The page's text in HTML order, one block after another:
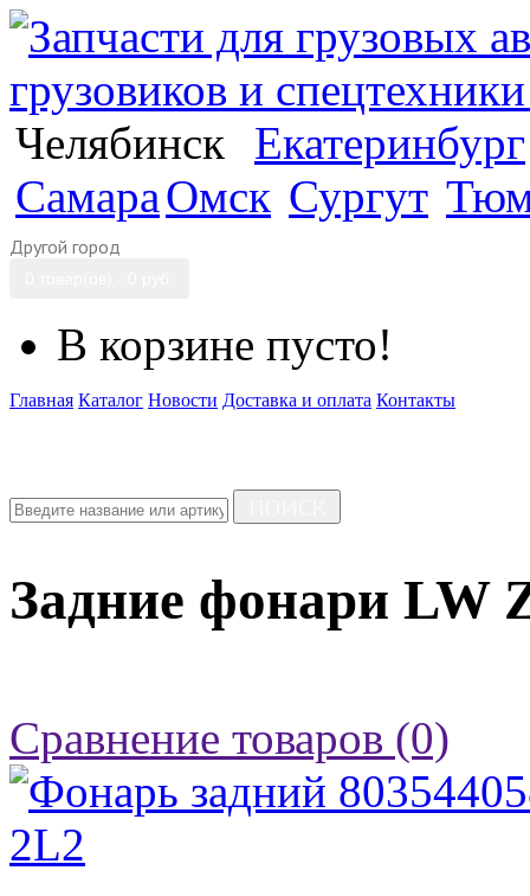
Челябинск
Екатеринбург
СамараОмск Сургут
Другой город
В корзине пусто!
Главная Каталог Новости Доставка и оплата Контакты
Задние фонари LW
Сравнение товаров (0)